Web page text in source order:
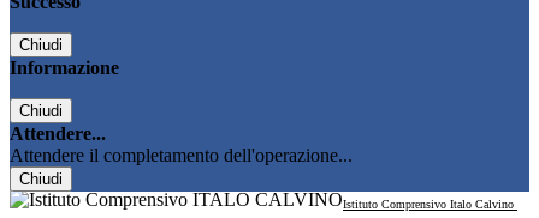
Chiudi
Informazione
Chiudi
Attendere...
Attendere il completamento dell'operazione...
Chiudi
Istituto Comprensivo Italo Calvino